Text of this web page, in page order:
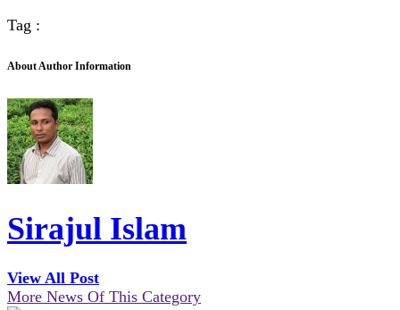
Tag :
About Author Information
Sirajul Islam
View All Post
More News Of This Category